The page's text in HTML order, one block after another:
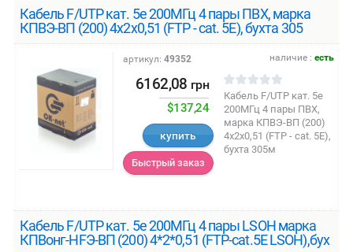
Кабель F/UTP кат. 5е 200МГц 4 пары ПВХ, марка
КПВЭ-ВП (200) 4х2х0,51 (FTP - cat. 5E), бухта 305
наличие :есть
артикул: 49352
6162,08 грн
$137,24
купить
Быстрый заказ
Кабель F/UTP кат. 5е
200МГц 4 пары ПВХ,
марка КПВЭ-ВП (200)
4х2х0,51 (FTP - cat. 5E),
бухта 305м
Кабель F/UTP кат. 5е 200МГц 4 пары LSОH марка
КПВонг-HFЭ-ВП (200) 4*2*0,51 (FTP-cat.5E LSOH),бух